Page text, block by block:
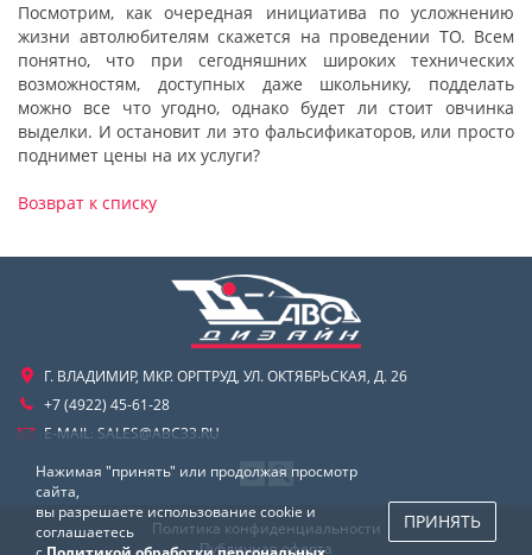
Посмотрим, как очередная инициатива по усложнению
жизни автолюбителям скажется на проведении ТО. Всем
понятно, что при сегодняшних широких технических
возможностям, доступных даже школьнику, подделать
можно все что угодно, однако будет ли стоит овчинка
выделки. И остановит ли это фальсификаторов, или просто
поднимет цены на их услуги?
Возврат к списку
Г. ВЛАДИМИР, МКР. ОРГТРУД, УЛ. ОКТЯБРЬСКАЯ, Д. 26
+7 (4922) 45-61-28
E-MAIL: SALES@ABC33.RU
Политика конфиденциальности
Публичная оферта
Нажимая "принять" или продолжая просмотр
сайта,
вы разрешаете использование cookie и
соглашаетесь
ПРИНЯТЬ